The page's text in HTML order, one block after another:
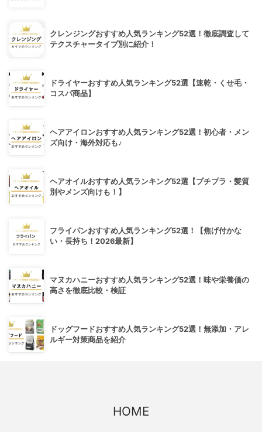
クレンジングおすすめ人気ランキング52選！徹底調査して
テクスチャータイプ別に紹介！
ドライヤーおすすめ人気ランキング52選【速乾・くせ毛・
コスパ商品】
ヘアアイロンおすすめ人気ランキング52選！初心者・メン
ズ向け・海外対応も♪
ヘアオイルおすすめ人気ランキング52選【プチプラ・髪質
別やメンズ向けも！】
フライパンおすすめ人気ランキング52選！【焦げ付かな
い・長持ち！2026最新】
マヌカハニーおすすめ人気ランキング52選！味や栄養価の
高さを徹底比較・検証
ドッグフードおすすめ人気ランキング52選！無添加・アレ
ルギー対策商品を紹介
HOME